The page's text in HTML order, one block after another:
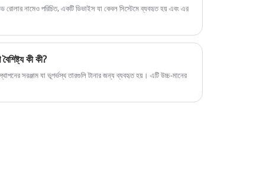
রোলার নামেও পরিচিত, একটি ডিভাইস যা কেবল সিস্টেমে ব্যবহৃত হয় এবং এর
কী কী?
সরঞ্জাম যা ভূগর্ভস্থ তারগুলি টানার জন্য ব্যবহৃত হয়। এটি উচ্চ-মানের